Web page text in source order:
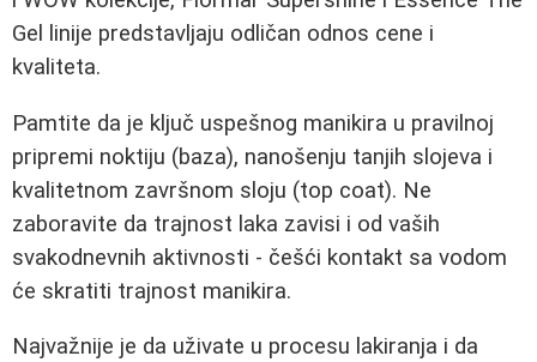
Gel
linije predstavljaju odličan odnos cene i
kvaliteta.
Pamtite da je ključ uspešnog manikira u pravilnoj
pripremi noktiju (baza), nanošenju tanjih slojeva i
kvalitetnom završnom sloju (top coat). Ne
zaboravite da trajnost laka zavisi i od vaših
svakodnevnih aktivnosti - češći kontakt sa vodom
će skratiti trajnost manikira.
Najvažnije je da uživate u procesu lakiranja i da